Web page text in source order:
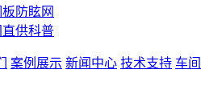
防眩网
供科普
案例展示 新闻中心 技术支持 车